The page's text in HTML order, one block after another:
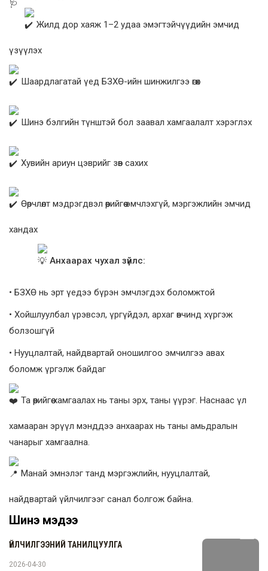
Жилд дор хаяж 1–2 удаа эмэгтэйчүүдийн эмчид
үзүүлэх
Шаардлагатай үед БЗХӨ-ийн шинжилгээ өгөх
Шинэ бэлгийн түнштэй бол заавал хамгаалалт хэрэглэх
Хувийн ариун цэврийг зөв сахих
Өөрчлөлт мэдрэгдвэл өөрийгөө эмчлэхгүй, мэргэжлийн эмчид
хандах
Анхаарах чухал зүйлс:
• БЗХӨ нь эрт үедээ бүрэн эмчлэгдэх боломжтой
• Хойшлуулбал үрэвсэл, үргүйдэл, архаг өвчинд хүргэж
болзошгүй
• Нууцлалтай, найдвартай оношилгоо эмчилгээ авах
боломж үргэлж байдаг
Та өөрийгөө хамгаалах нь таны эрх, таны үүрэг. Наснаас үл
хамааран эрүүл мэнддээ анхаарах нь таны амьдралын
чанарыг хамгаална.
Манай эмнэлэг танд мэргэжлийн, нууцлалтай,
найдвартай үйлчилгээг санал болгож байна.
Шинэ мэдээ
ҮЙЛЧИЛГЭЭНИЙ ТАНИЛЦУУЛГА
2026-04-30